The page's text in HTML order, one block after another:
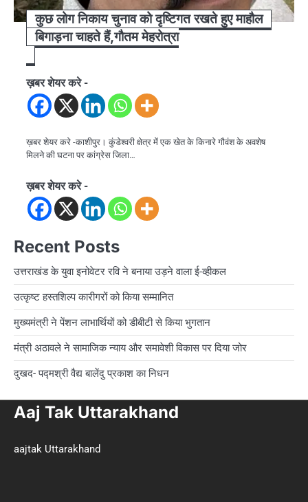
कुछ लोग निकाय चुनाव को दृष्टिगत रखते हुए माहौल
बिगाड़ना चाहते हैं,गौतम मेहरोत्रा
ख़बर शेयर करे -
ख़बर शेयर करे -काशीपुर। कुंडेश्वरी क्षेत्र में एक खेत के किनारे गौवंश के अवशेष
मिलने की घटना पर कांग्रेस जिला…
ख़बर शेयर करे -
Recent Posts
उत्तराखंड के युवा इनोवेटर रवि ने बनाया उड़ने वाला ई-व्हीकल
उत्कृष्ट हस्तशिल्प कारीगरों को किया सम्मानित
मुख्यमंत्री ने पेंशन लाभार्थियों को डीबीटी से किया भुगतान
मंत्री अठावले ने सामाजिक न्याय और समावेशी विकास पर दिया जोर
दुखद- पद्मश्री वैद्य बालेंदु प्रकाश का निधन
Aaj Tak Uttarakhand
aajtak Uttarakhand